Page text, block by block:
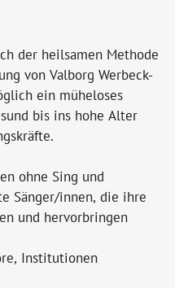
der heilsamen Methode
von Valborg Werbeck-
ein müheloses
bis ins hohe Alter
ohne Sing und
Sänger/innen, die ihre
und hervorbringen
Institutionen